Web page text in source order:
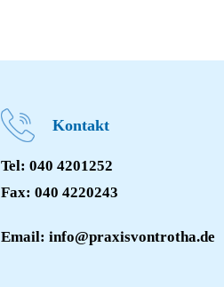
Kontakt
Tel: 040 4201252
Fax: 040 4220243
Email: info@praxisvontrotha.de